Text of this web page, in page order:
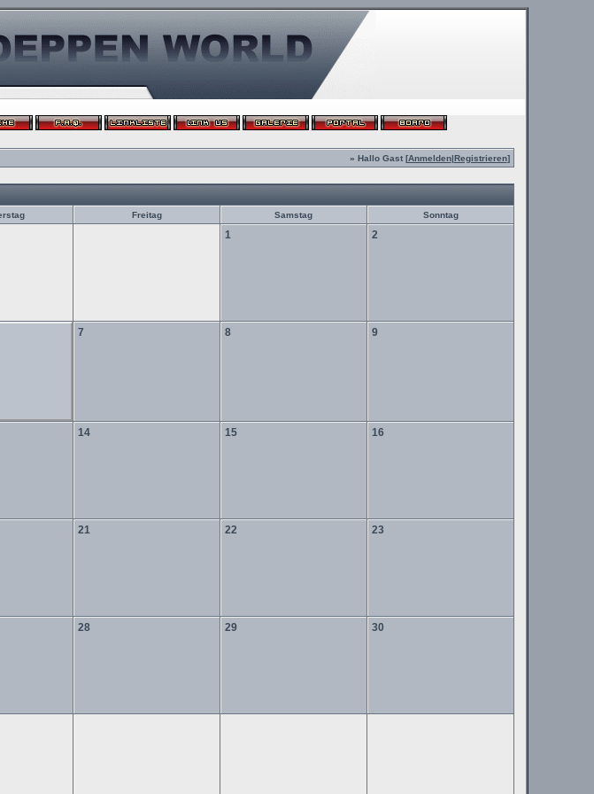
» Hallo Gast [Anmelden|Registrieren]
Freitag Samstag Sonntag
1 2
7 8 9
14 15 16
21 22 23
28 29 30